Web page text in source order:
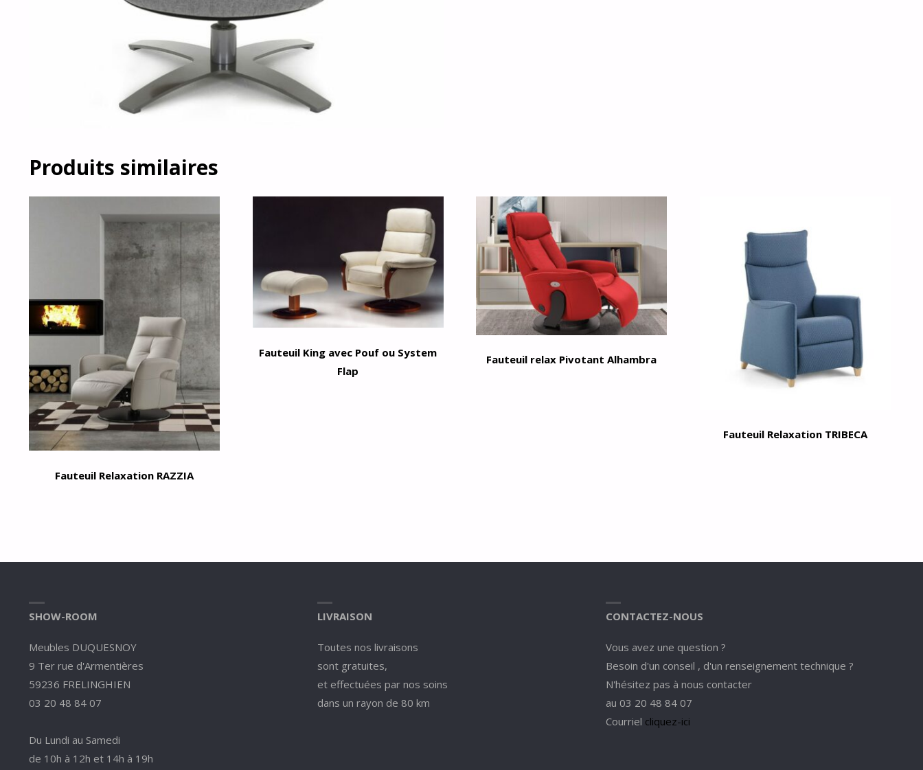
Produits similaires
Fauteuil Relaxation RAZZIA
Fauteuil King avec Pouf ou System
Flap
Fauteuil relax Pivotant Alhambra
Fauteuil Relaxation TRIBECA
SHOW-ROOM
Meubles DUQUESNOY
9 Ter rue d'Armentières
59236 FRELINGHIEN
03 20 48 84 07
Du Lundi au Samedi
de 10h à 12h et 14h à 19h
LIVRAISON
Toutes nos livraisons
sont gratuites,
et effectuées par nos soins
dans un rayon de 80 km
CONTACTEZ-NOUS
Vous avez une question ?
Besoin d'un conseil , d'un renseignement technique ?
N'hésitez pas à nous contacter
au 03 20 48 84 07
Courriel cliquez-ici